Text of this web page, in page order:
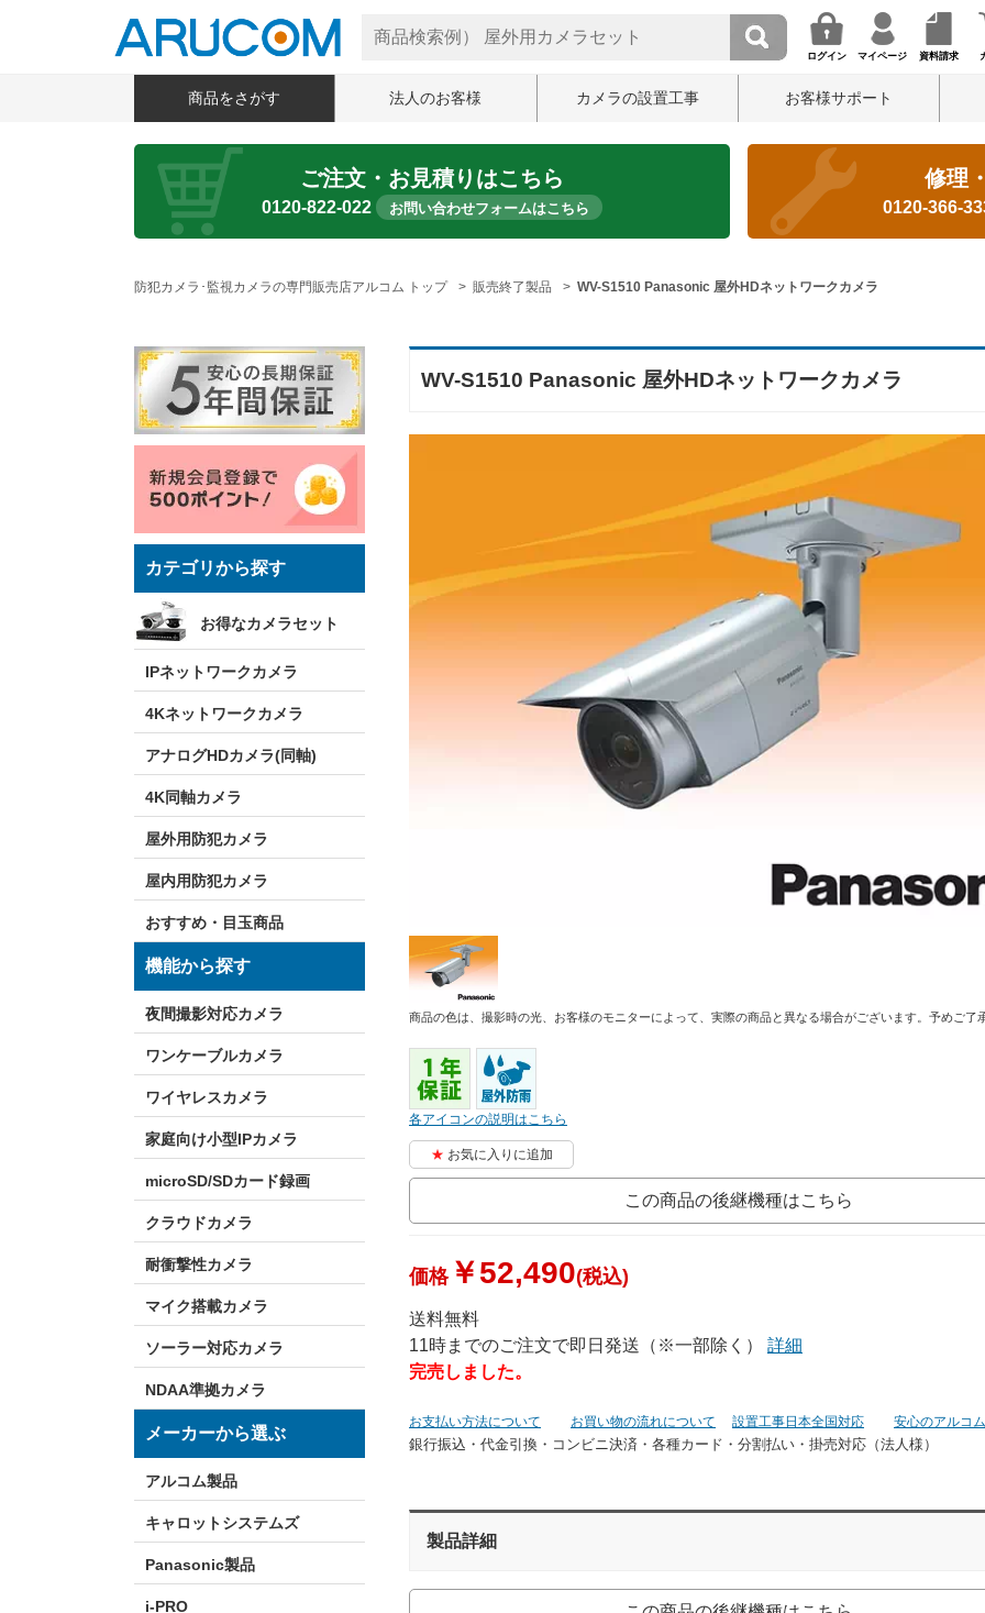
ログイン マイページ 資料請求
商品をさがす 法人のお客様 カメラの設置工事 お客様サポート
ご注文・お見積りはこちら
0120-822-022 お問い合わせフォームはこちら
修理
0120-366-
防犯カメラ･監視カメラの専門販売店アルコム トップ 販売終了製品 WV-S1510 Panasonic 屋外HDネットワークカメラ
カテゴリから探す
お得なカメラセット
IPネットワークカメラ
4Kネットワークカメラ
アナログHDカメラ(同軸)
4K同軸カメラ
屋外用防犯カメラ
屋内用防犯カメラ
おすすめ・目玉商品
機能から探す
夜間撮影対応カメラ
ワンケーブルカメラ
ワイヤレスカメラ
家庭向け小型IPカメラ
microSD/SDカード録画
クラウドカメラ
耐衝撃性カメラ
マイク搭載カメラ
ソーラー対応カメラ
NDAA準拠カメラ
メーカーから選ぶ
アルコム製品
キャロットシステムズ
Panasonic製品
i-PRO
WV-S1510 Panasonic 屋外HDネットワークカメラ
商品の色は、撮影時の光、お客様のモニターによって、実際の商品と異なる場合がございます。予めご了
各アイコンの説明はこちら
お気に入りに追加
この商品の後継機種はこちら
価格￥52,490(税込)
送料無料
11時までのご注文で即日発送（※一部除く） 詳細
完売しました。
お支払い方法について お買い物の流れについて 設置工事日本全国対応 安心のアルコ
銀行振込・代金引換・コンビニ決済・ 各種カード・分割払い・掛売対応（法人様）
製品詳細